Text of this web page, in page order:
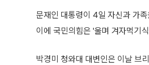
문재인 대통령이 4일 자신과 가
이에 국민의힘은 '울며 겨자먹기
박경미 청와대 대변인은 이날 브